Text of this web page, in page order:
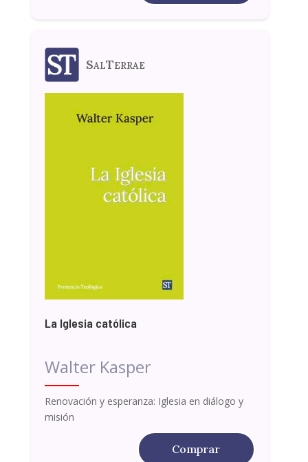
SalTerrae
La Iglesia católica
Walter Kasper
Renovación y esperanza: Iglesia en diálogo y
misión
Comprar